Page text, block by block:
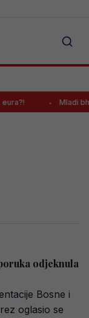
Mladi bh.
odjeknula
Bosne i
oglasio se